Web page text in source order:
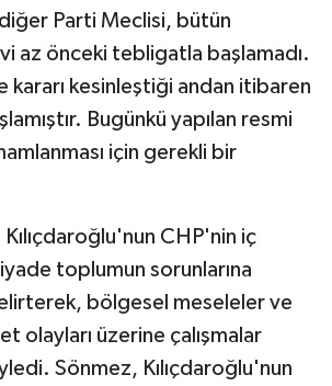
diğer Parti Meclisi, bütün
az önceki tebligatla başlamadı.
kararı kesinleştiği andan itibaren
Bugünkü yapılan resmi
için gerekli bir
CHP'nin iç
toplumun sorunlarına
bölgesel meseleler ve
olayları üzerine çalışmalar
Sönmez, Kılıçdaroğlu'nun